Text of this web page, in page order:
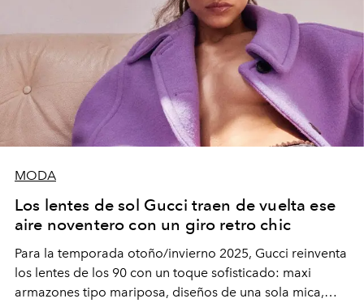
MODA
Los lentes de sol Gucci traen de vuelta ese
aire noventero con un giro retro chic
Para la temporada otoño/invierno 2025, Gucci reinventa
los lentes de los 90 con un toque sofisticado: maxi
armazones tipo mariposa, diseños de una sola mica,